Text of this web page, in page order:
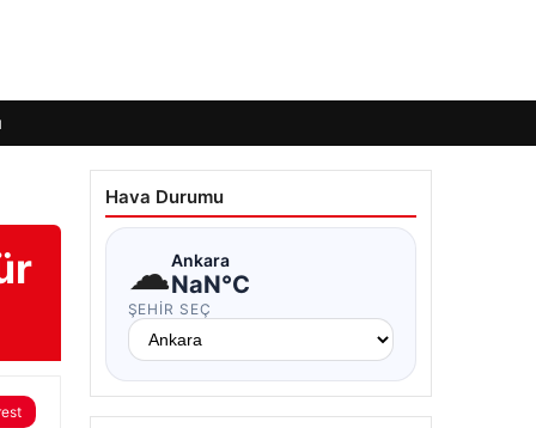
Hava Durumu
☁Ankara
NaN°C
ŞEHIR SEÇ